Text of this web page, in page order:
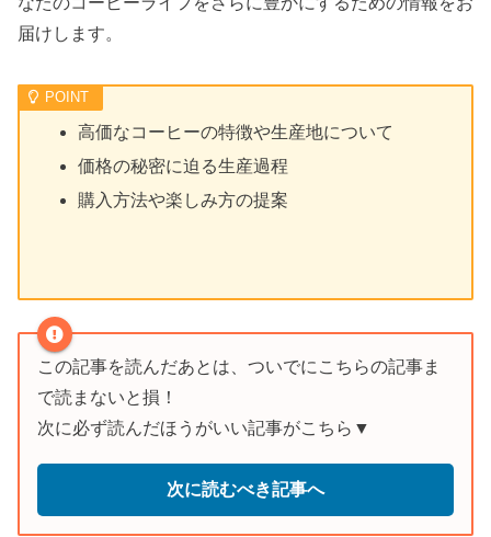
届けします。
高価なコーヒーの特徴や生産地について
価格の秘密に迫る生産過程
購入方法や楽しみ方の提案
この記事を読んだあとは、ついでにこちらの記事ま
で読まないと損！
次に必ず読んだほうがいい記事がこちら▼
次に読むべき記事へ